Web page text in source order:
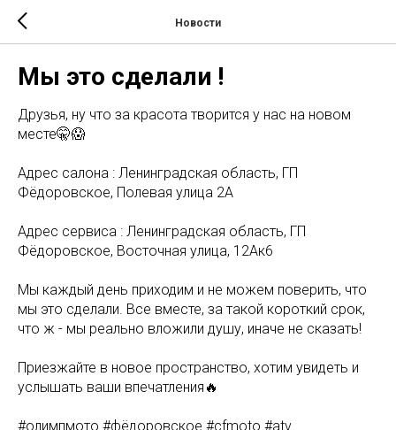
Новости
Мы это сделали !
Друзья, ну что за красота творится у нас на новом
месте🤫😱
Адрес салона : Ленинградская область, ГП
Фёдоровское, Полевая улица 2А
Адрес сервиса : Ленинградская область, ГП
Фёдоровское, Восточная улица, 12Ак6
Мы каждый день приходим и не можем поверить, что
мы это сделали. Все вместе, за такой короткий срок,
что ж - мы реально вложили душу, иначе не сказать!
Приезжайте в новое пространство, хотим увидеть и
услышать ваши впечатления🔥
#олимпмото #фёдоровское #cfmoto #atv